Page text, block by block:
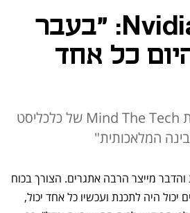
סמנכ"ל טכנולוגיות Nvidia: "בעבר
כל אחד
כך אמר סמנכ"ל אנבידיה, מיכאל כגן, בוועידת Mind The Tech של כלכליסט
המלאכותית"